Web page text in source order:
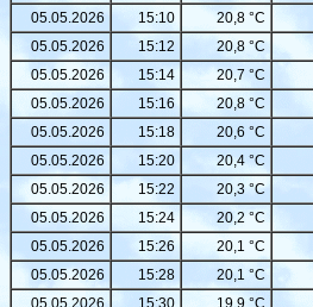
05.05.2026
15:10 20,8 °C
05.05.2026
15:12 20,8 °C
05.05.2026
15:14 20,7 °C
05.05.2026
15:16 20,8 °C
05.05.2026
15:18 20,6 °C
05.05.2026
15:20 20,4 °C
05.05.2026
15:22 20,3 °C
05.05.2026
15:24 20,2 °C
05.05.2026
15:26 20,1 °C
05.05.2026
15:28 20,1 °C
05.05.2026
15:30 19,9 °C